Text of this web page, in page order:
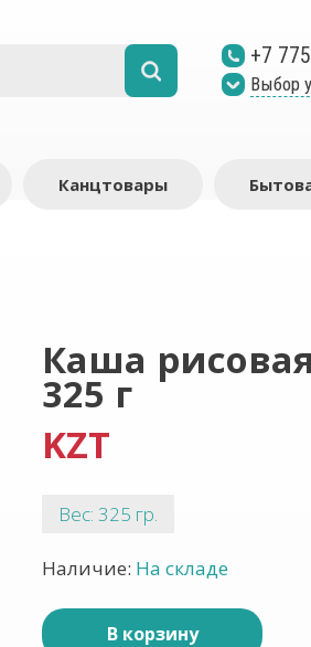
+7
Выбор
Канцтовары
Каша
325 г
KZT
Вес: 325 гр.
Наличие: На складе
В корзину